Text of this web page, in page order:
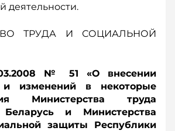
деятельности.
ТРУДА И СОЦИАЛЬНОЙ
№ 51 «О внесении
и изменений в некоторые
Министерства труда
Беларусь и Министерства
защиты Республики